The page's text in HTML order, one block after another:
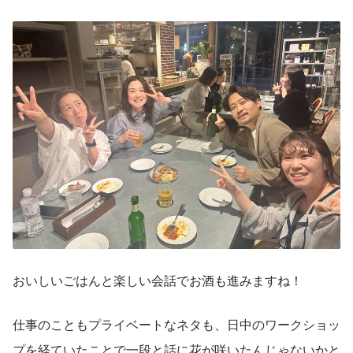
おいしいごはんと楽しい会話でお酒も進みますね！
仕事のこともプライベートなネタも、日中のワークショッ
プを経ていたことで一段と話に花が咲いたんじゃないかと